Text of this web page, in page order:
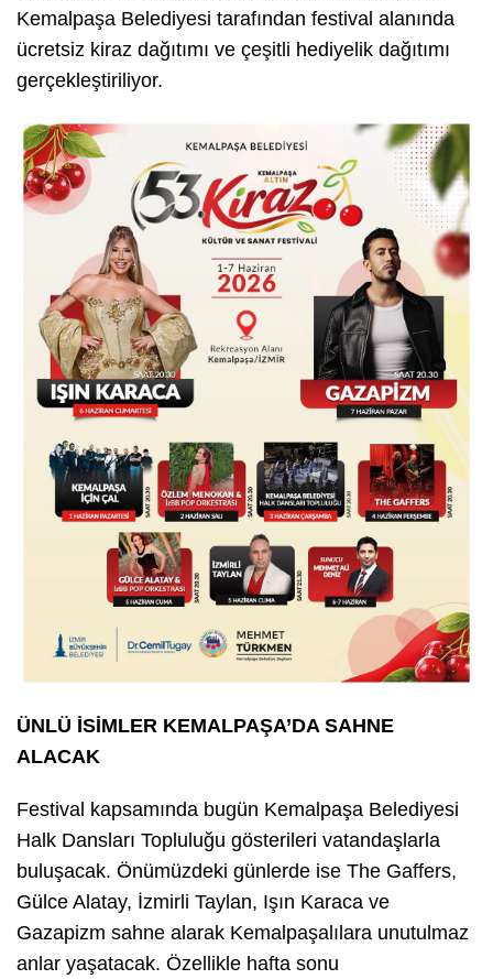
Kemalpaşa Belediyesi tarafından festival alanında
ücretsiz kiraz dağıtımı ve çeşitli hediyelik dağıtımı
gerçekleştiriliyor.
ÜNLÜ İSİMLER KEMALPAŞA’DA SAHNE
ALACAK
Festival kapsamında bugün Kemalpaşa Belediyesi
Halk Dansları Topluluğu gösterileri vatandaşlarla
buluşacak. Önümüzdeki günlerde ise The Gaffers,
Gülce Alatay, İzmirli Taylan, Işın Karaca ve
Gazapizm sahne alarak Kemalpaşalılara unutulmaz
anlar yaşatacak. Özellikle hafta sonu